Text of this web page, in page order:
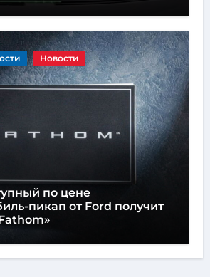
Новости
по цене
пикап от Ford получит